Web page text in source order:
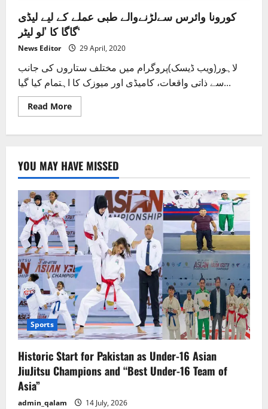
کورونا وائرس سےلڑنےوالے طبی عملے کے لیے لیڈی
گاگا کا ’لو لیٹر‘
News Editor 29 April, 2020
لاہور(ویب ڈیسک)پروگرام میں مختلف ستاروں کی جانب
سے ذاتی واقعات، کامیڈی اور میوزک کا اہتمام کیا گیا...
Read MoreRead
more
عملے
کے
لیے
لیڈی
گاگا
کا
’لو
لیٹر‘
YOU MAY HAVE MISSED
Sports
Historic Start for Pakistan as Under-16 Asian
JiuJitsu Champions and “Best Under-16 Team of
Asia”
admin_qalam 14 July, 2026